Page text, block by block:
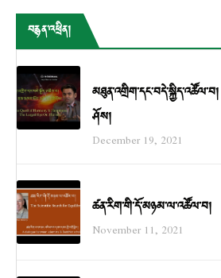
བརྙན་འཕྲིན།
ཤོས།
December 19, 2021
ཚན་རིག་གི་དོ་མཉམ་ལ་འཚོལ་བ།
November 11, 2021